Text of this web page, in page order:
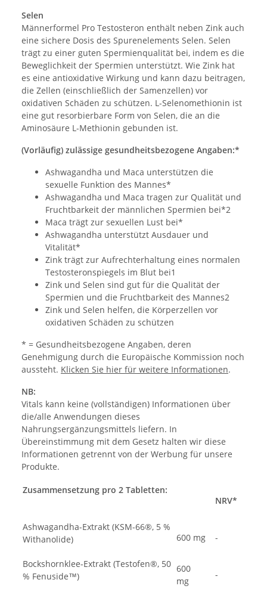
Selen
Männerformel Pro Testosteron enthält neben Zink auch
eine sichere Dosis des Spurenelements Selen. Selen
trägt zu einer guten Spermienqualität bei, indem es die
Beweglichkeit der Spermien unterstützt. Wie Zink hat
es eine antioxidative Wirkung und kann dazu beitragen,
die Zellen (einschließlich der Samenzellen) vor
oxidativen Schäden zu schützen. L-Selenomethionin ist
eine gut resorbierbare Form von Selen, die an die
Aminosäure L-Methionin gebunden ist.
(Vorläufig) zulässige gesundheitsbezogene Angaben:*
Ashwagandha und Maca unterstützen die
sexuelle Funktion des Mannes*
Ashwagandha und Maca tragen zur Qualität und
Fruchtbarkeit der männlichen Spermien bei*2
Maca trägt zur sexuellen Lust bei*
Ashwagandha unterstützt Ausdauer und
Vitalität*
Zink trägt zur Aufrechterhaltung eines normalen
Testosteronspiegels im Blut bei1
Zink und Selen sind gut für die Qualität der
Spermien und die Fruchtbarkeit des Mannes2
Zink und Selen helfen, die Körperzellen vor
oxidativen Schäden zu schützen
* = Gesundheitsbezogene Angaben, deren
Genehmigung durch die Europäische Kommission noch
aussteht. Klicken Sie hier für weitere Informationen.
NB:
Vitals kann keine (vollständigen) Informationen über
die/alle Anwendungen dieses
Nahrungsergänzungsmittels liefern. In
Übereinstimmung mit dem Gesetz halten wir diese
Informationen getrennt von der Werbung für unsere
Produkte.
Zusammensetzung pro 2 Tabletten:
NRV*
Ashwagandha-Extrakt (KSM-66®, 5 %
Withanolide)
600 mg -
Bockshornklee-Extrakt (Testofen®, 50
% Fenuside™)
600
mg
-